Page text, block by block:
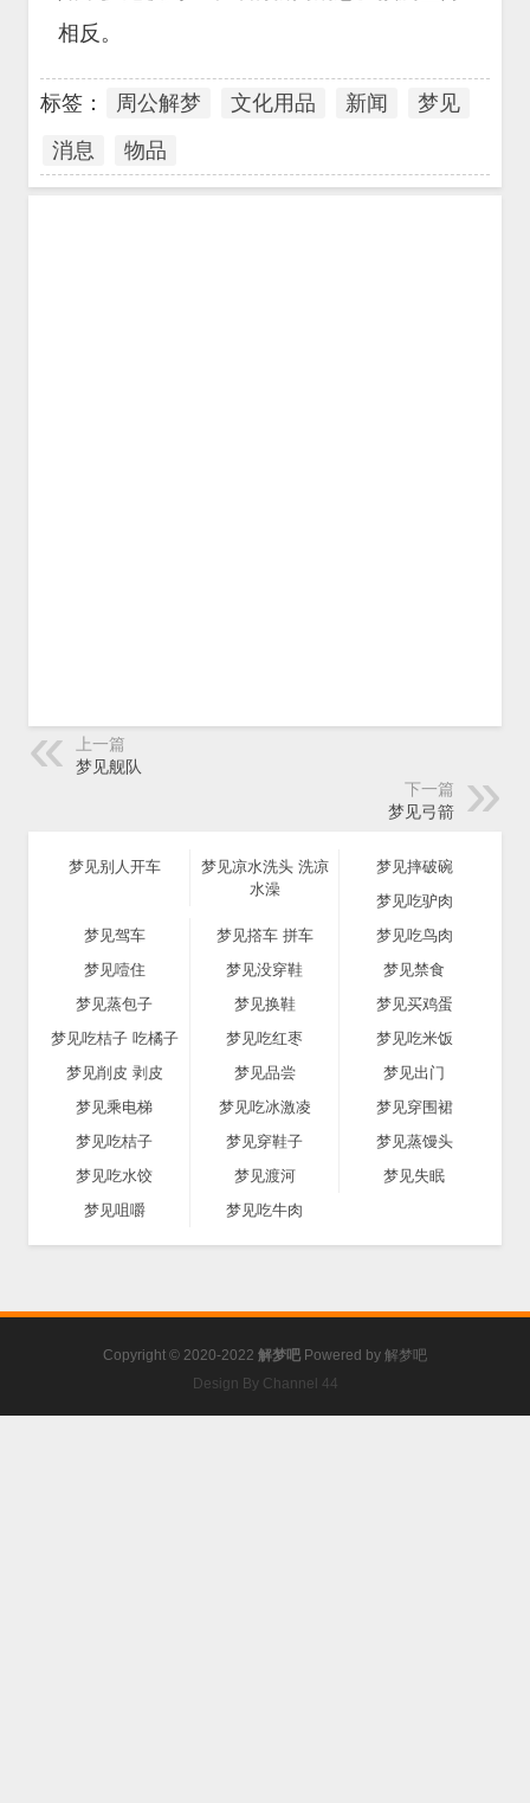
相反。
标签： 周公解梦 文化用品 新闻
梦见
消息
物品
上一篇
梦见舰队
下一篇
梦见弓箭
梦见别人开车
梦见凉水洗头 洗凉
水澡
梦见摔破碗
梦见吃驴肉
梦见驾车
梦见撘车 拼车
梦见吃鸟肉
梦见噎住
梦见没穿鞋
梦见禁食
梦见蒸包子
梦见换鞋
梦见买鸡蛋
梦见吃桔子 吃橘子
梦见吃红枣
梦见吃米饭
梦见削皮 剥皮
梦见品尝
梦见出门
梦见乘电梯
梦见吃冰激凌
梦见穿围裙
梦见吃桔子
梦见穿鞋子
梦见蒸馒头
梦见吃水饺
梦见渡河
梦见失眠
梦见咀嚼
梦见吃牛肉
Copyright © 2020-2022 解梦吧 Powered by 解梦吧
Design By Channel 44